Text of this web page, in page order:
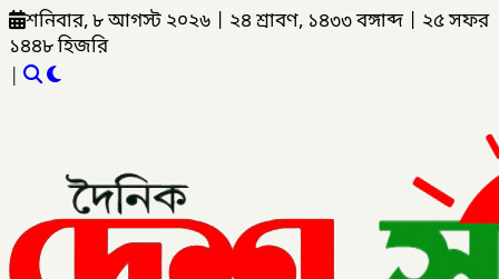
শনিবার, ৮ আগস্ট ২০২৬ ২৪ শ্রাবণ, ১৪৩৩ বঙ্গাব্দ
২৫ সফর
১৪৪৮ হিজরি
|